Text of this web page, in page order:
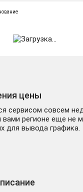
цены
сервисом совсем
регионе еще не
для вывода графика.